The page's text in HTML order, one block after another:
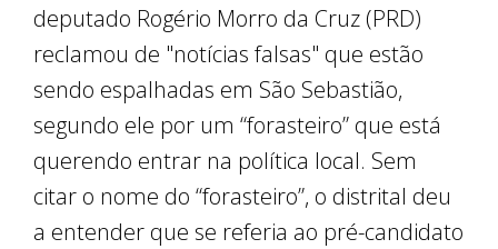
deputado Rogério Morro da Cruz (PRD)
reclamou de "notícias falsas" que estão
sendo espalhadas em São Sebastião,
segundo ele por um “forasteiro” que está
querendo entrar na política local. Sem
citar o nome do “forasteiro”, o distrital deu
a entender que se referia ao pré-candidato